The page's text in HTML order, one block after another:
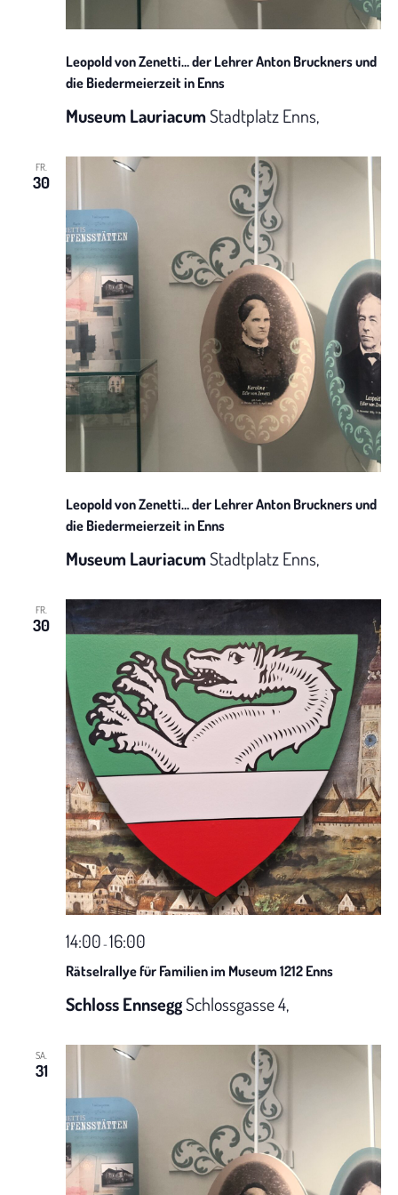
a
v
g
a
i
o
n
t
u
A
n
s
i
c
h
t
e
N
a
v
i
g
a
t
i
Leopold von Zenetti… der Lehrer Anton Bruckners und
die Biedermeierzeit in Enns
Museum LauriacumStadtplatz Enns,
FR.
30
Leopold von Zenetti… der Lehrer Anton Bruckners und
die Biedermeierzeit in Enns
Museum LauriacumStadtplatz Enns,
FR.
30
Rätselrallye für Familien im Museum 1212 Enns
14:00 - 16:00
Schloss EnnseggSchlossgasse 4,
SA.
31